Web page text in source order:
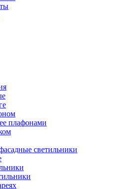
плафонами
светильники